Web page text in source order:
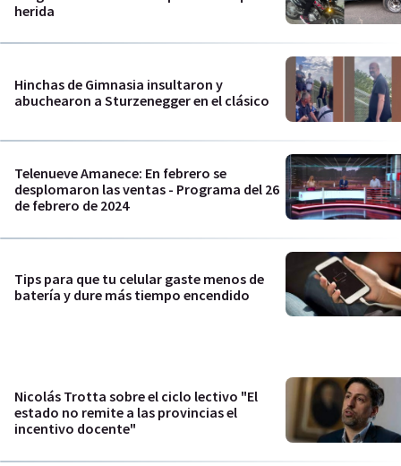
herida
Hinchas de Gimnasia insultaron y
abuchearon a Sturzenegger en el clásico
Telenueve Amanece: En febrero se
desplomaron las ventas - Programa del 26
de febrero de 2024
Tips para que tu celular gaste menos de
batería y dure más tiempo encendido
Nicolás Trotta sobre el ciclo lectivo "El
estado no remite a las provincias el
incentivo docente"